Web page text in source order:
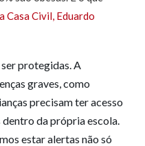
Casa Civil, Eduardo
ser protegidas. A
graves, como
precisam ter acesso
dentro da própria escola.
estar alertas não só